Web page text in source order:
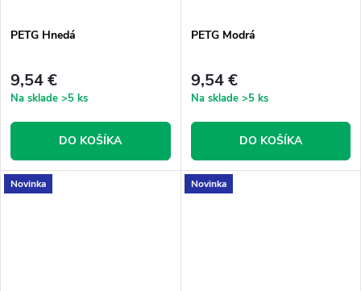
PETG Hnedá
9,54 €
Na sklade >5 ks
DO KOŠÍKA
PETG Modrá
9,54 €
Na sklade >5 ks
DO KOŠÍKA
Novinka Novinka